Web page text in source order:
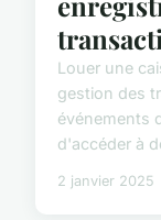
Louer une
gestion des
événements
d'accéder à
2 janvier 2025